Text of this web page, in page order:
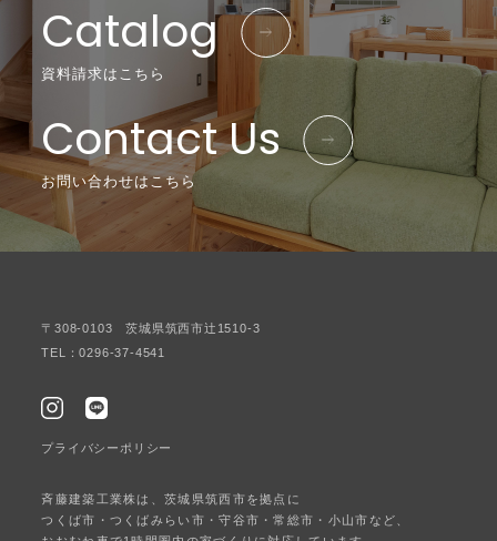
Catalog
資料請求はこちら
Contact Us
お問い合わせはこちら
〒308-0103 茨城県筑西市辻1510-3
TEL：0296-37-4541
プライバシーポリシー
斉藤建築工業株は、茨城県筑西市を拠点に
つくば市・つくばみらい市・守谷市・常総市・小山市など、